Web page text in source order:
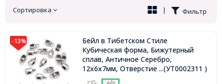
Сортировка Фильтр
|
-13%
Бейл в Тибетском Стиле
Кубическая форма, Бижутерный
сплав, Античное Серебро,
12х6х7мм, Отверстие 3мм и 5мм,
...(УТ0002311 )